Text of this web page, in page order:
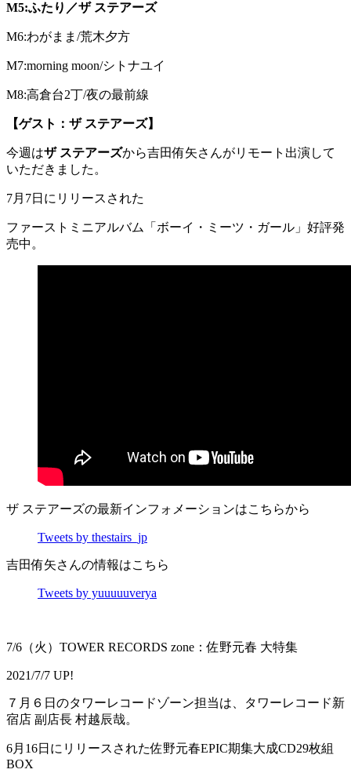
M5:ふたり／ザ ステアーズ
M6:わがまま/荒木夕方
M7:morning moon/シトナユイ
M8:高倉台2丁/夜の最前線
【ゲスト： ザ ステアーズ】
今週はザ ステアーズから吉田侑矢さんがリモート出演して
いただきました。
7月7日にリリースされた
ファーストミニアルバム「ボーイ・ミーツ・ガール」好評発
売中。
ザ ステアーズの最新インフォメーションはこちらから
Tweets by thestairs_jp
吉田侑矢さんの情報はこちら
Tweets by yuuuuuverya
7/6（火）TOWER RECORDS zone：佐野元春 大特集
2021/7/7 UP!
７月６日のタワーレコードゾーン担当は、タワーレコード新
宿店 副店長 村越辰哉。
6月16日にリリースされた佐野元春EPIC期集大成CD29枚組
BOX